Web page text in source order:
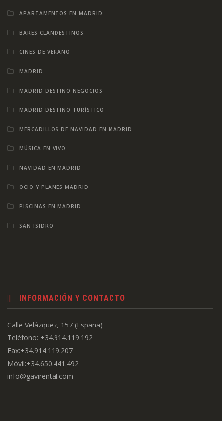
APARTAMENTOS EN MADRID
BARES CLANDESTINOS
CINES DE VERANO
MADRID
MADRID DESTINO NEGOCIOS
MADRID DESTINO TURÍSTICO
MERCADILLOS DE NAVIDAD EN MADRID
MÚSICA EN VIVO
NAVIDAD EN MADRID
OCIO Y PLANES MADRID
PISCINAS EN MADRID
SAN ISIDRO
INFORMACIÓN Y CONTACTO
Calle Velázquez, 157 (España)
Teléfono: +34.914.119.192
Fax:+34.914.119.207
Móvil:+34.650.441.492
info@gavirental.com